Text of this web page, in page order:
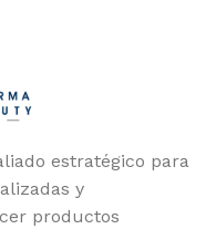
estratégico para
y
productos